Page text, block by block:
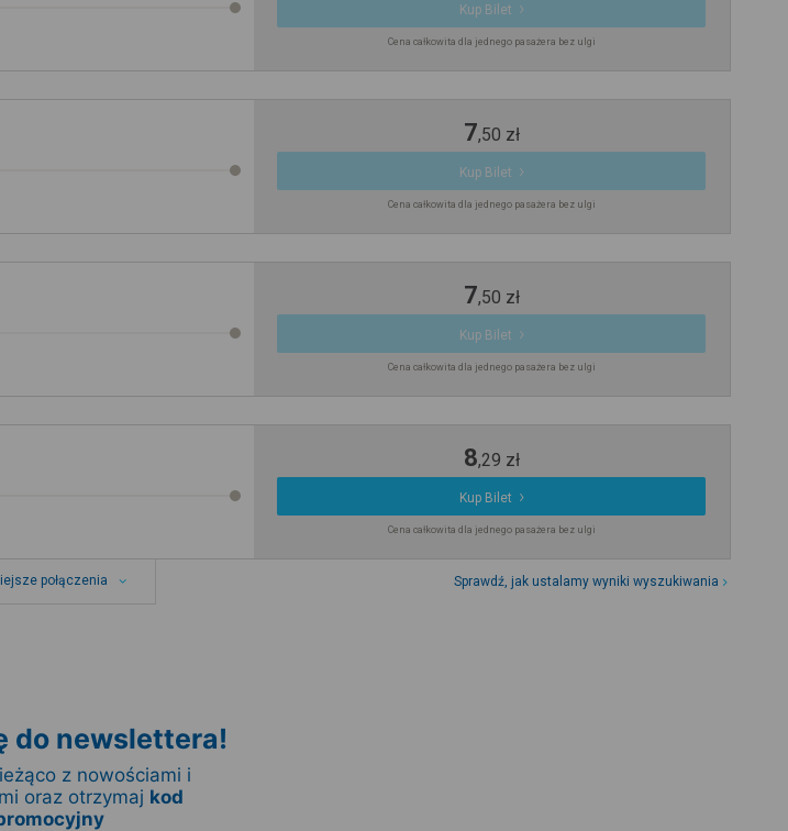
Kup Bilet
Cena całkowita dla jednego pasażera bez ulgi
7,50 zł
Kup Bilet
Cena całkowita dla jednego pasażera bez ulgi
7,50 zł
Kup Bilet
Cena całkowita dla jednego pasażera bez ulgi
8,29 zł
Kup Bilet
Cena całkowita dla jednego pasażera bez ulgi
połączenia Sprawdź, jak ustalamy wyniki wyszukiwania
do newslettera!
z nowościami i
oraz otrzymaj kod